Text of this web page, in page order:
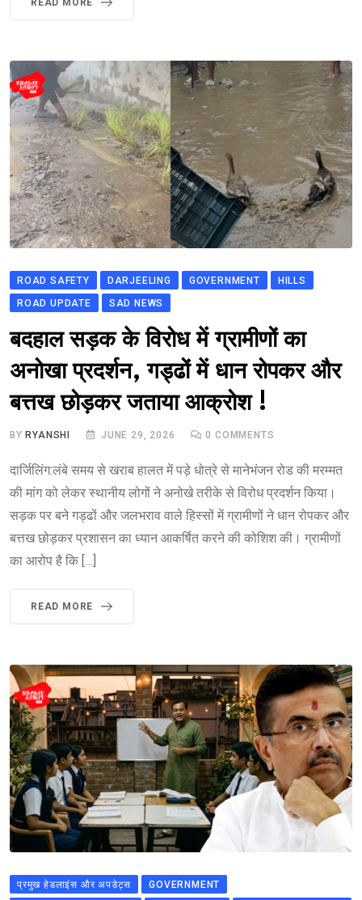
READ MORE
ROAD SAFETY DARJEELING GOVERNMENT
HILLS
ROAD UPDATE
SAD NEWS
बदहाल सड़क के विरोध में ग्रामीणों का
अनोखा प्रदर्शन, गड्ढों में धान रोपकर और
बत्तख छोड़कर जताया आक्रोश !
BYRYANSHI JUNE 29, 2026 0 COMMENTS
दार्जिलिंग:लंबे समय से खराब हालत में पड़े धोत्रे से मानेभंजन रोड की मरम्मत
की मांग को लेकर स्थानीय लोगों ने अनोखे तरीके से विरोध प्रदर्शन किया।
सड़क पर बने गड्ढों और जलभराव वाले हिस्सों में ग्रामीणों ने धान रोपकर और
बत्तख छोड़कर प्रशासन का ध्यान आकर्षित करने की कोशिश की। ग्रामीणों
का आरोप है कि […]
READ MORE
प्रमुख हेडलाइंस और अपडेट्स
GOVERNMENT